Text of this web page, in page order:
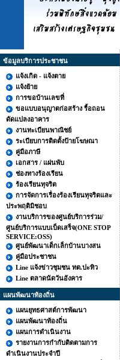
ข้อมูลบริการประชาชน
แจ้งเกิด - แจ้งตาย
แจ้งย้าย
การขอบ้านเลขที่
ขอแบบอนุญาตก่อสร้าง รื้อถอน
ดัดแปลงอาคาร
งานทะเบียนพาณิชย์
ระเบียบการติดตั้งป้ายโฆษณา
คู่มือภาษี
เอกสาร / แผ่นพับ
ช่องทางร้องเรียน
ร้องเรียนทุจริต
การจัดการเรื่องร้องเรียนทุจริตและ
ประพฤติมิชอบ
งานบริการของศูนย์บริการร่วม/
ศูนย์บริการแบบเบ็ดเสร็จ(ONE STOP
SERVICE:OSS)
ศูนย์พัฒนาเด็กเล็กบ้านบางสน
คู่มือประชาชน
Line แจ้งข่าวชุมชน ทต.ปะทิว
Line ตลาดนัดวันอังคาร
แผนพัฒนาท้องถิ่น
แผนยุทธศาสต์การพัฒนา
แผนพัฒนาท้องถิ่น
แผนการดำเนินงาน
รายงานการกำกับติดตามการ
ดำเนินงานประจำปี